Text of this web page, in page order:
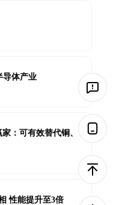
导体产业
：可有效替代铜、
性能提升至3倍